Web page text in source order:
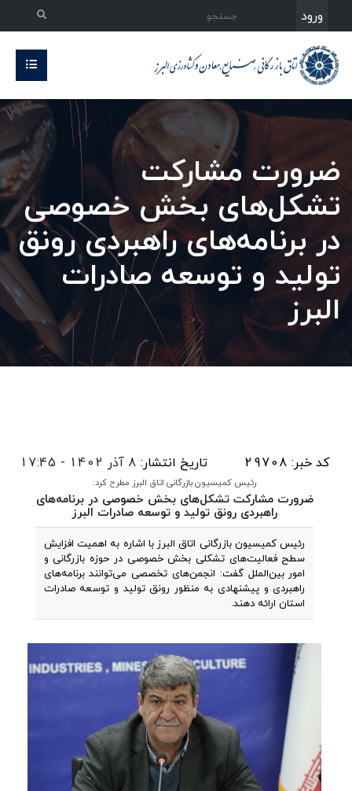
ورود
ضرورت مشارکت
تشکل‌های بخش خصوصی
در برنامه‌های راهبردی رونق
تولید و توسعه صادرات
البرز
کد خبر: 29708 تاریخ انتشار: 8 آذر 1402 - 17:45
رئیس کمیسیون بازرگانی اتاق البرز مطرح کرد:
ضرورت مشارکت تشکل‌های بخش خصوصی در برنامه‌های
راهبردی رونق تولید و توسعه صادرات البرز
رئیس کمیسیون بازرگانی اتاق البرز با اشاره به اهمیت افزایش
سطح فعالیت‌های تشکلی بخش خصوصی در حوزه بازرگانی و
امور بین‌الملل گفت: انجمن‌های تخصصی می‌توانند برنامه‌های
راهبردی و پیشنهادی به منظور رونق تولید و توسعه صادرات
استان ارائه دهند.